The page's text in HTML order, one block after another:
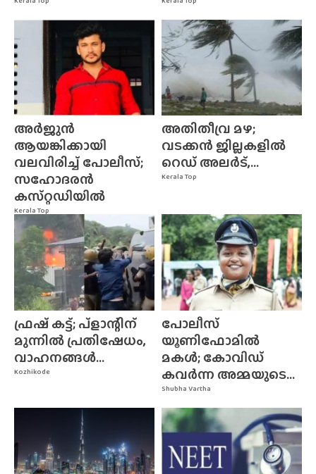
Kerala Top
അർജുൻ
ആയങ്കിക്കായി
വലവിരിച്ച് പോലീസ്;
സഹോദരൻ
കസ്‌റ്റഡിയിൽ
Kerala Top
അതിതീവ്ര മഴ;
വടക്കൻ ജില്ലകളിൽ
റെഡ് അലർട്,...
Kozhikode
ഫ്രഷ് കട്ട്; പ്ളാന്റിന്
മുന്നിൽ പ്രതിഷേധം,
വാഹനങ്ങൾ...
Shubha Vartha
പോലീസ്
യൂണിഫോമിൽ
മകൾ; കോവിഡ്
കവർന്ന അമ്മയുടെ...